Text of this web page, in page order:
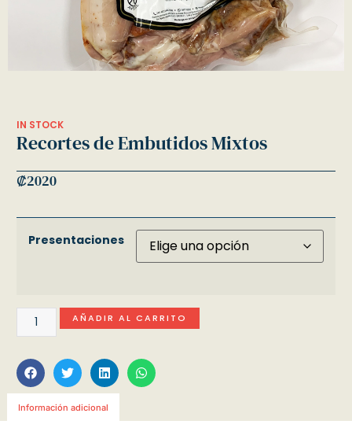
IN STOCK
Recortes de Embutidos Mixtos
₡2020
Presentaciones
AÑADIR AL CARRITO
Información adicional